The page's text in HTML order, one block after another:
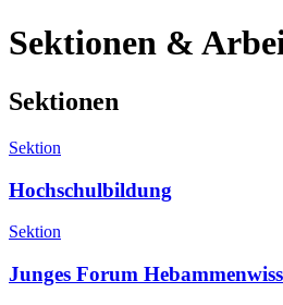
Sektionen &
Sektionen
Sektion
Hochschulbildung
Sektion
Junges Forum